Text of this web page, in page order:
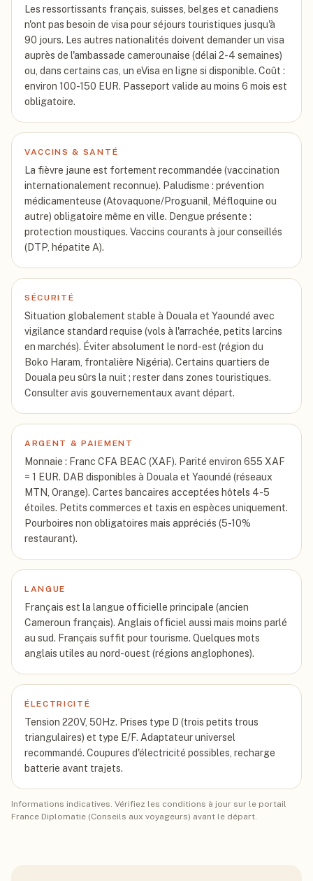
Les ressortissants français, suisses, belges et canadiens
n'ont pas besoin de visa pour séjours touristiques jusqu'à
90 jours. Les autres nationalités doivent demander un visa
auprès de l'ambassade camerounaise (délai 2-4 semaines)
ou, dans certains cas, un eVisa en ligne si disponible. Coût :
environ 100-150 EUR. Passeport valide au moins 6 mois est
obligatoire.
VACCINS & SANTÉ
La fièvre jaune est fortement recommandée (vaccination
internationalement reconnue). Paludisme : prévention
médicamenteuse (Atovaquone/Proguanil, Méfloquine ou
autre) obligatoire même en ville. Dengue présente :
protection moustiques. Vaccins courants à jour conseillés
(DTP, hépatite A).
SÉCURITÉ
Situation globalement stable à Douala et Yaoundé avec
vigilance standard requise (vols à l'arrachée, petits larcins
en marchés). Éviter absolument le nord-est (région du
Boko Haram, frontalière Nigéria). Certains quartiers de
Douala peu sûrs la nuit ; rester dans zones touristiques.
Consulter avis gouvernementaux avant départ.
ARGENT & PAIEMENT
Monnaie : Franc CFA BEAC (XAF). Parité environ 655 XAF
= 1 EUR. DAB disponibles à Douala et Yaoundé (réseaux
MTN, Orange). Cartes bancaires acceptées hôtels 4-5
étoiles. Petits commerces et taxis en espèces uniquement.
Pourboires non obligatoires mais appréciés (5-10%
restaurant).
LANGUE
Français est la langue officielle principale (ancien
Cameroun français). Anglais officiel aussi mais moins parlé
au sud. Français suffit pour tourisme. Quelques mots
anglais utiles au nord-ouest (régions anglophones).
ÉLECTRICITÉ
Tension 220V, 50Hz. Prises type D (trois petits trous
triangulaires) et type E/F. Adaptateur universel
recommandé. Coupures d'électricité possibles, recharge
batterie avant trajets.
Informations indicatives. Vérifiez les conditions à jour sur le portail
France Diplomatie (Conseils aux voyageurs) avant le départ.